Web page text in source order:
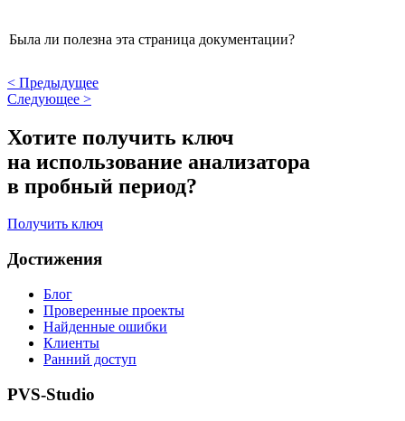
Была ли полезна эта страница документации?
< Предыдущее
Следующее >
Хотите получить ключ
на использование анализатора
в пробный период?
Получить ключ
Достижения
Блог
Проверенные проекты
Найденные ошибки
Клиенты
Ранний доступ
PVS-Studio